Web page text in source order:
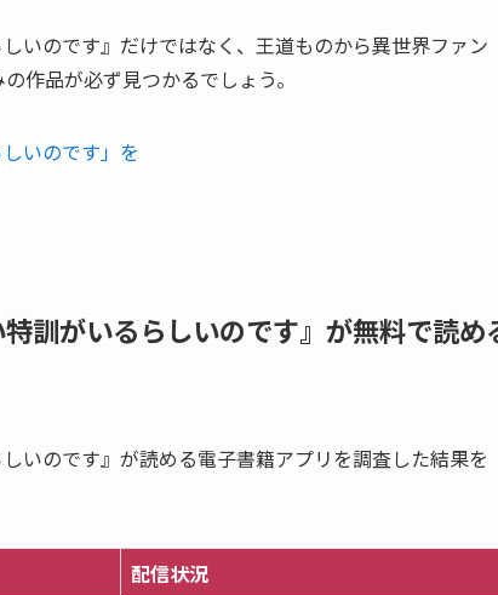
いのです』だけではなく、王道ものから異世界ファン
作品が必ず見つかるでしょう。
いのです」を
訓がいるらしいのです』が無料で読め
いのです』が読める電子書籍アプリを調査した結果を
配信状況